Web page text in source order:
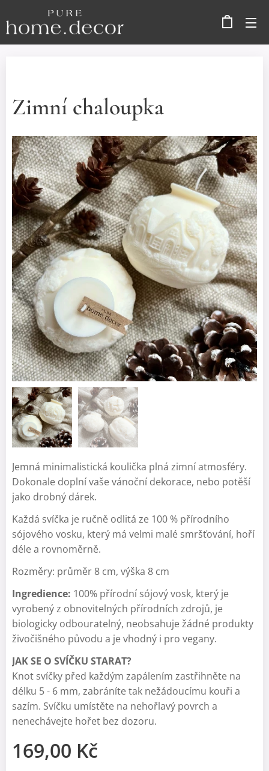
Zimní chaloupka
Jemná minimalistická koulička plná zimní atmosféry.
Dokonale doplní vaše vánoční dekorace, nebo potěší
jako drobný dárek.
Každá svíčka je ručně odlitá ze 100 % přírodního
sójového vosku, který má velmi malé smršťování, hoří
déle a rovnoměrně.
Rozměry: průměr 8 cm, výška 8 cm
Ingredience: 100% přírodní sójový vosk, který je
vyrobený z obnovitelných přírodních zdrojů, je
biologicky odbouratelný, neobsahuje žádné produkty
živočišného původu a je vhodný i pro vegany.
JAK SE O SVÍČKU STARAT?
Knot svíčky před každým zapálením zastřihněte na
délku 5 - 6 mm, zabráníte tak nežádoucímu kouři a
sazím. Svíčku umístěte na nehořlavý povrch a
nenechávejte hořet bez dozoru.
169,00 Kč